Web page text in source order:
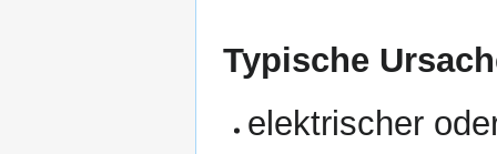
Typische
elektrischer